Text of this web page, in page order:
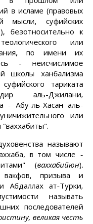
в исламе (правовых
мысли, суфийских
безотносительно к
или
по имени их
- неисчислимое
школы ханбализма
тариката
аль-Джилани,
- Абу-ль-Хасан аль-
или
"ваххабиты".
называют
в том числе -
(ваххабийюн).
призыва и
Абдаллах ат-Турки,
называть
последователей
великая честь